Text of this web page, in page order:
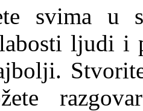
svima u
ljudi i